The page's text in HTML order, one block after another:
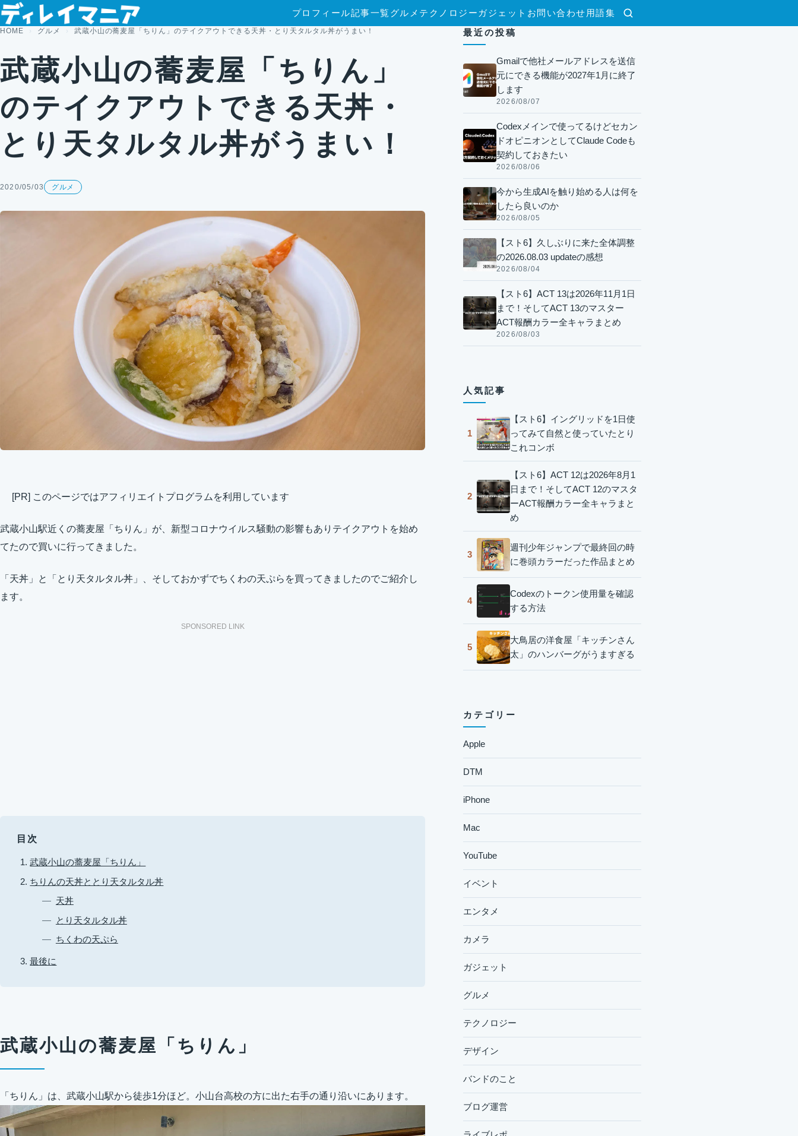
コンテンツへスキップ
検索
プロフィール記事一覧グルメ テクノロジー ガジェット お問い合わせ 用語集
HOME グルメ 武蔵小山の蕎麦屋「ちりん」のテイクアウトできる天丼・とり天タルタル丼がうまい！
武蔵小山の蕎麦屋「ちりん」
のテイクアウトできる天丼・
とり天タルタル丼がうまい！
2020/05/03 グルメ
[PR] このページではアフィリエイトプログラムを利用しています
武蔵小山駅近くの蕎麦屋「ちりん」が、新型コロナウイルス騒動の影響もありテイクアウトを始め
てたので買いに行ってきました。
「天丼」と「とり天タルタル丼」、そしておかずでちくわの天ぷらを買ってきましたのでご紹介し
ます。
SPONSORED LINK
目次
武蔵小山の蕎麦屋「ちりん」
ちりんの天丼ととり天タルタル丼
天丼
とり天タルタル丼
ちくわの天ぷら
最後に
武蔵小山の蕎麦屋「ちりん」
「ちりん」は、武蔵小山駅から徒歩1分ほど。小山台高校の方に出た右手の通り沿いにあります。
最近の投稿
Gmailで他社メールアドレスを送信
元にできる機能が2027年1月に終了
します
2026/08/07
Codexメインで使ってるけどセカン
ドオピニオンとしてClaude Codeも
契約しておきたい
2026/08/06
今から生成AIを触り始める人は何を
したら良いのか
2026/08/05
【スト6】久しぶりに来た全体調整
の2026.08.03 updateの感想
2026/08/04
【スト6】ACT 13は2026年11月1日
まで！そしてACT 13のマスター
ACT報酬カラー全キャラまとめ
2026/08/03
人気記事
1
【スト6】イングリッドを1日使
ってみて自然と使っていたとり
これコンボ
2
【スト6】ACT 12は2026年8月1
日まで！そしてACT 12のマスタ
ーACT報酬カラー全キャラまと
め
3
週刊少年ジャンプで最終回の時
に巻頭カラーだった作品まとめ
4
Codexのトークン使用量を確認
する方法
5
大鳥居の洋食屋「キッチンさん
太」のハンバーグがうますぎる
カテゴリー
Apple
DTM
iPhone
Mac
YouTube
イベント
エンタメ
カメラ
ガジェット
グルメ
テクノロジー
デザイン
バンドのこと
ブログ運営